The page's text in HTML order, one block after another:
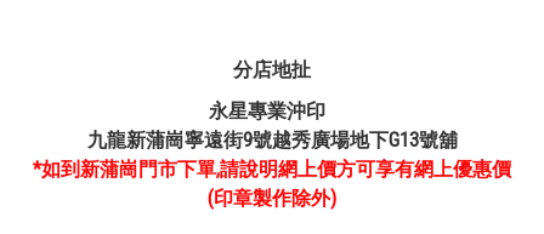
分店地扯
永星專業沖印
九龍新蒲崗寧遠街9號越秀廣場地下G13號舖
*如到新蒲崗門市下單,請說明網上價方可享有網上優惠價
(印章製作除外)